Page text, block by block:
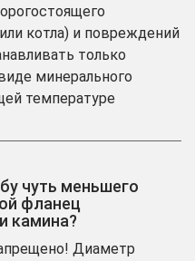
котла) и повреждений
только
минерального
температуре
чуть меньшего
фланец
камина?
Диаметр